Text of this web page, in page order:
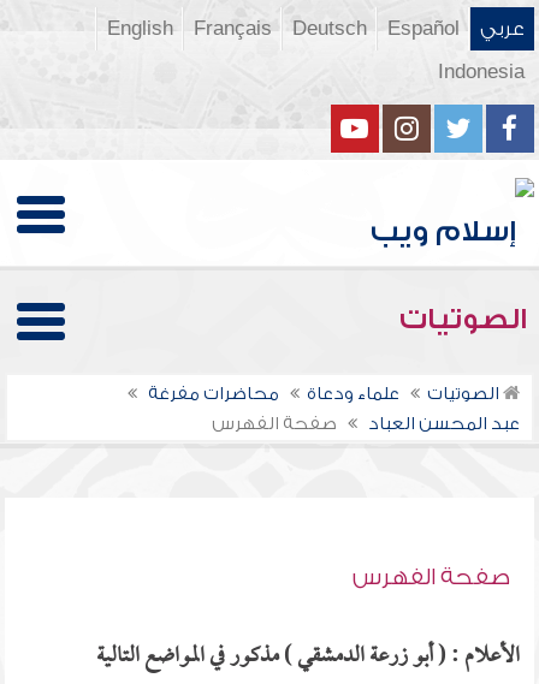
عربي Español
Deutsch
Français
English
Indonesia
الصوتيات
الصوتيات علماء ودعاة
محاضرات مفرغة
عبد المحسن العباد
صفحة الفهرس
صفحة الفهرس
الأعلام : ( أبو زرعة الدمشقي ) مذكور في المواضع التالية